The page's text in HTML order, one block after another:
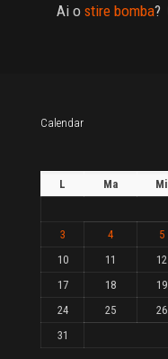
Ai o stire bomba?
Calendar
L Ma Mi
3
4 5
10
11 12
17
18 19
24
25 26
31